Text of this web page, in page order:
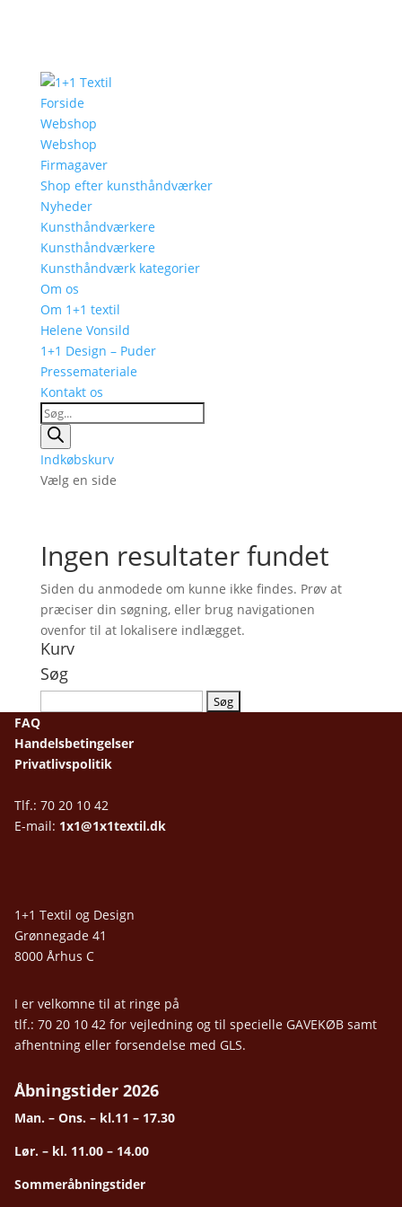
Forside
Webshop
Webshop
Firmagaver
Shop efter kunsthåndværker
Nyheder
Kunsthåndværkere
Kunsthåndværkere
Kunsthåndværk kategorier
Om os
Om 1+1 textil
Helene Vonsild
1+1 Design – Puder
Pressemateriale
Kontakt os
Products
search
Indkøbskurv
Vælg en side
Ingen resultater fundet
Siden du anmodede om kunne ikke findes. Prøv at
præciser din søgning, eller brug navigationen
ovenfor til at lokalisere indlægget.
Kurv
Søg
efter:
FAQ
Handelsbetingelser
Privatlivspolitik
Tlf.: 70 20 10 42
E-mail: 1x1@1x1textil.dk
1+1 Textil og Design
Grønnegade 41
8000 Århus C
I er velkomne til at ringe på
tlf.: 70 20 10 42 for vejledning og til specielle GAVEKØB samt
afhentning eller forsendelse med GLS.
Åbningstider 2026
Man. – Ons. – kl.11 – 17.30
Lør. – kl. 11.00 – 14.00
Sommeråbningstider